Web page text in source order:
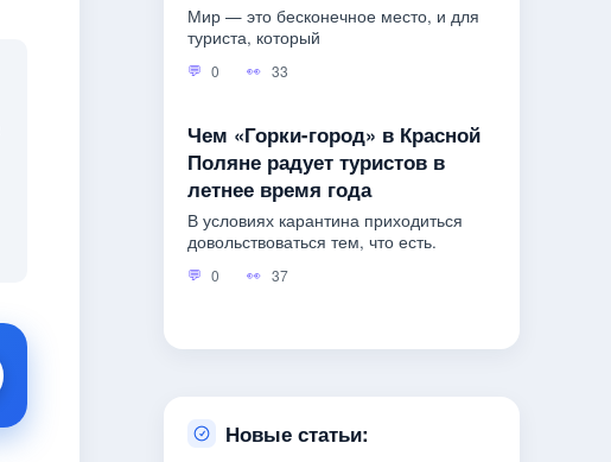
Мир — это бесконечное место, и для
туриста, который
0 33
Чем «Горки-город» в Красной
Поляне радует туристов в
летнее время года
В условиях карантина приходиться
довольствоваться тем, что есть.
0 37
Новые статьи: